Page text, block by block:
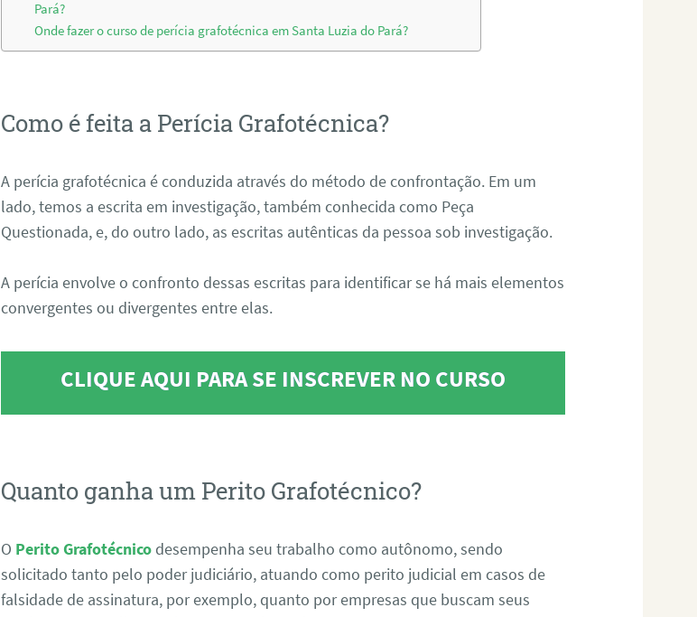
Pará?
Onde fazer o curso de perícia grafotécnica em Santa Luzia do Pará?
Como é feita a Perícia Grafotécnica?
A perícia grafotécnica é conduzida através do método de confrontação. Em um
lado, temos a escrita em investigação, também conhecida como Peça
Questionada, e, do outro lado, as escritas autênticas da pessoa sob investigação.
A perícia envolve o confronto dessas escritas para identificar se há mais elementos
convergentes ou divergentes entre elas.
CLIQUE AQUI PARA SE INSCREVER NO CURSO
Quanto ganha um Perito Grafotécnico?
O Perito Grafotécnico desempenha seu trabalho como autônomo, sendo
solicitado tanto pelo poder judiciário, atuando como perito judicial em casos de
falsidade de assinatura, por exemplo, quanto por empresas que buscam seus